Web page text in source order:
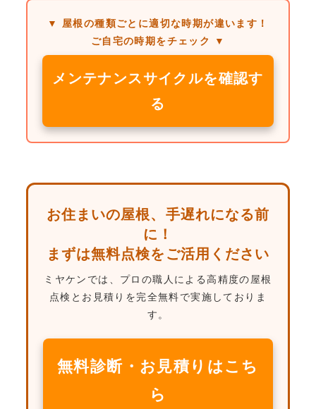
▼ 屋根の種類ごとに適切な時期が違います！
ご自宅の時期をチェック ▼
メンテナンスサイクルを確認す
る
お住まいの屋根、手遅れになる前
に！
まずは無料点検をご活用ください
ミヤケンでは、プロの職人による高精度の屋根
点検とお見積りを完全無料で実施しておりま
す。
無料診断・お見積りはこち
ら